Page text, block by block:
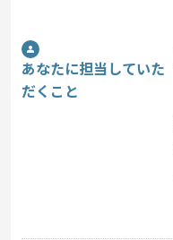
あなたに担当していた
だくこと